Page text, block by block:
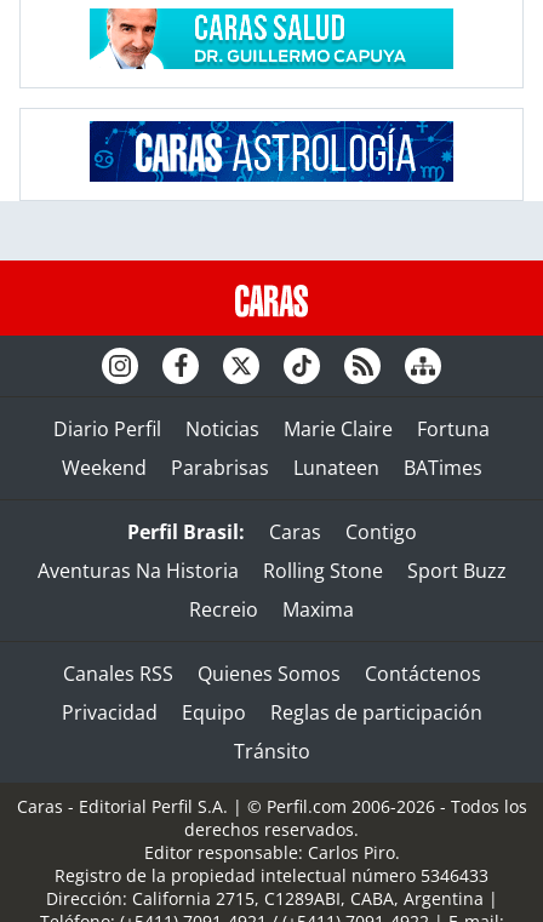
Diario Perfil Noticias Marie Claire
Fortuna
Weekend
Parabrisas Lunateen BATimes
Perfil Brasil: Caras
Contigo
Aventuras Na Historia
Rolling Stone
Sport Buzz
Recreio
Maxima
Canales RSS Quienes Somos
Contáctenos
Privacidad
Equipo
Reglas de participación
Tránsito
Caras - Editorial Perfil S.A. | © Perfil.com 2006-2026 - Todos los
derechos reservados.
Editor responsable: Carlos Piro.
Registro de la propiedad intelectual número 5346433
Dirección: California 2715, C1289ABI, CABA, Argentina |